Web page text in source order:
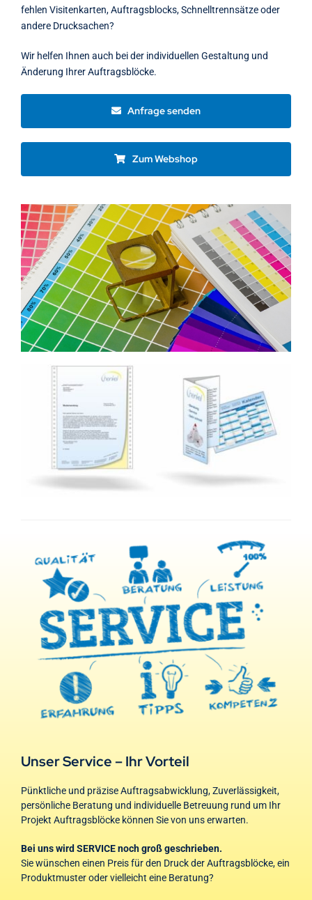
fehlen Visitenkarten, Auftragsblocks, Schnelltrennsätze oder
andere Drucksachen?
Wir helfen Ihnen auch bei der individuellen Gestaltung und
Änderung Ihrer Auftragsblöcke.
Anfrage senden
Zum Webshop
Unser Service – Ihr Vorteil
Pünktliche und präzise Auftragsabwicklung, Zuverlässigkeit,
persönliche Beratung und individuelle Betreuung rund um Ihr
Projekt Auftragsblöcke können Sie von uns erwarten.
Bei uns wird SERVICE noch groß geschrieben.
Sie wünschen einen Preis für den Druck der Auftragsblöcke, ein
Produktmuster oder vielleicht eine Beratung?